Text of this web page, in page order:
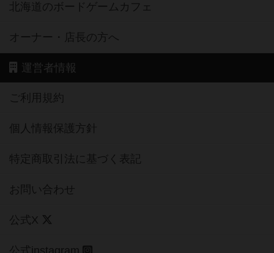
北海道のボードゲームカフェ
オーナー・店長の方へ
運営者情報
ご利用規約
個人情報保護方針
特定商取引法に基づく表記
お問い合わせ
公式X